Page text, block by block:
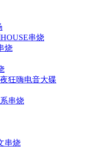
串烧
烧
狂嗨电音大碟
串烧
串烧